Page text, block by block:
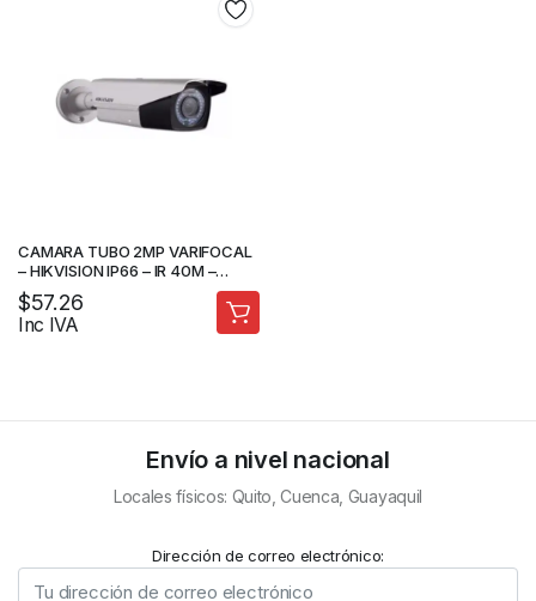
CAMARA TUBO 2MP VARIFOCAL
– HIKVISION IP66 – IR 40M –
CAMARA DE SEGURIDAD
$57.26
Inc IVA
Envío a nivel nacional
Locales físicos: Quito, Cuenca, Guayaquil
Dirección de correo electrónico: